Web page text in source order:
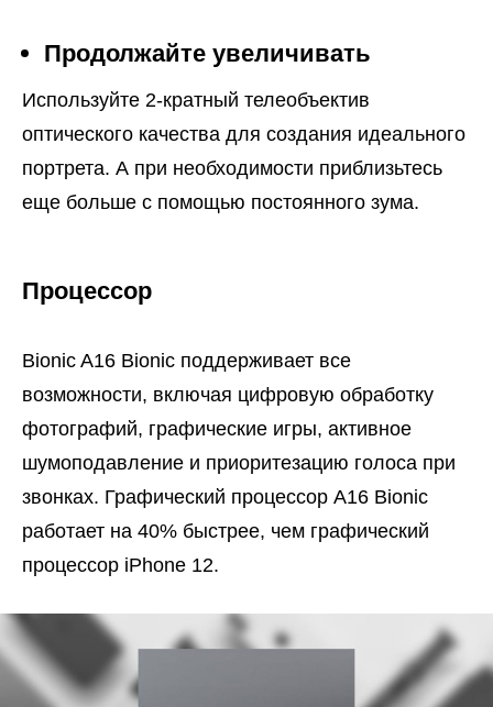
Продолжайте увеличивать
Используйте 2-кратный телеобъектив
оптического качества для создания идеального
портрета. А при необходимости приблизьтесь
еще больше с помощью постоянного зума.
Процессор
Bionic A16 Bionic поддерживает все
возможности, включая цифровую обработку
фотографий, графические игры, активное
шумоподавление и приоритезацию голоса при
звонках. Графический процессор A16 Bionic
работает на 40% быстрее, чем графический
процессор iPhone 12.